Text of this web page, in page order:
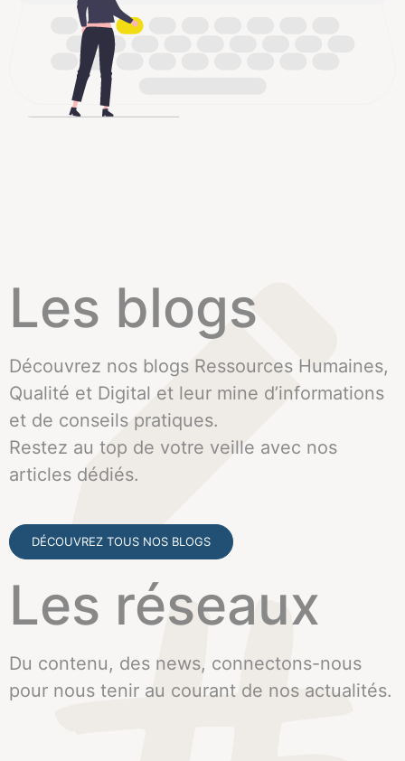
Les blogs
Découvrez nos blogs Ressources Humaines,
Qualité et Digital et leur mine d’informations
et de conseils pratiques.
Restez au top de votre veille avec nos
articles dédiés.
DÉCOUVREZ TOUS NOS BLOGS
Les réseaux
Du contenu, des news, connectons-nous
pour nous tenir au courant de nos actualités.